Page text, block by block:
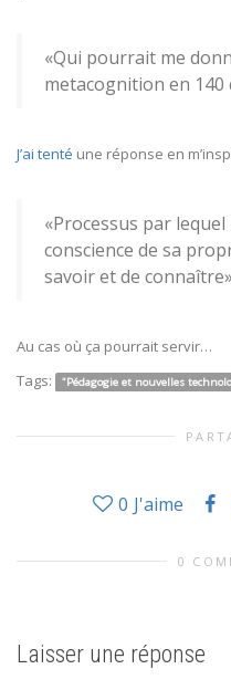
«Qui pourrait me
metacognition en 140
J’ai tenté une réponse en
«Processus par
conscience de sa
savoir et de connaître»
Au cas où ça pourrait servir…
Tags:
"Pédagogie et nouvelles
0 J'aime
0
Laisser une réponse